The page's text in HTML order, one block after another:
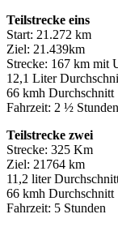
Teilstrecke eins
Start: 21.272 km
Ziel: 21.439km
Strecke: 167 km mit
12,1 Liter
66 kmh Durchschnitt
Fahrzeit: 2 ½ Stunden
Teilstrecke zwei
Strecke: 325 Km
Ziel: 21764 km
11,2 liter
66 kmh Durchschnitt
Fahrzeit: 5 Stunden